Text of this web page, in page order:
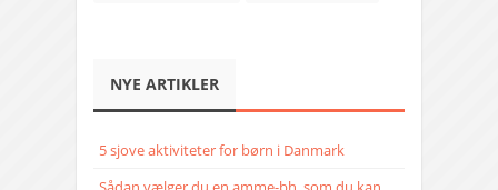
NYE ARTIKLER
5 sjove aktiviteter for børn i Danmark